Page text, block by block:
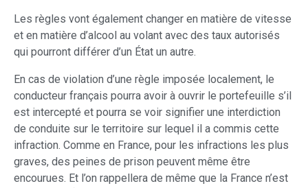
Les règles vont également changer en matière de vitesse
et en matière d’alcool au volant avec des taux autorisés
qui pourront différer d’un État un autre.
En cas de violation d’une règle imposée localement, le
conducteur français pourra avoir à ouvrir le portefeuille s’il
est intercepté et pourra se voir signifier une interdiction
de conduite sur le territoire sur lequel il a commis cette
infraction. Comme en France, pour les infractions les plus
graves, des peines de prison peuvent même être
encourues. Et l’on rappellera de même que la France n’est